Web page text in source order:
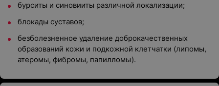
бурситы и синовииты различной локализации;
блокады суставов;
безболезненное удаление доброкачественных
образований кожи и подкожной клетчатки (липомы,
атеромы, фибромы, папилломы).